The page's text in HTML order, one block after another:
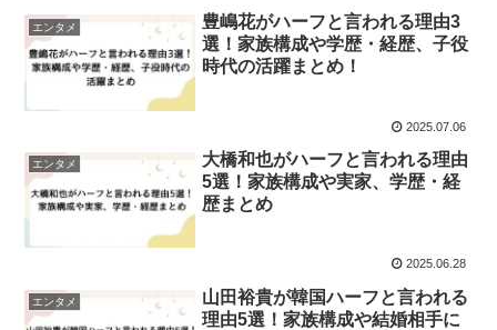
エンタメ
豊嶋花がハーフと言われる理由3
選！家族構成や学歴・経歴、子役
時代の活躍まとめ！
2025.07.06
エンタメ
大橋和也がハーフと言われる理由
5選！家族構成や実家、学歴・経
歴まとめ
2025.06.28
エンタメ
山田裕貴が韓国ハーフと言われる
理由5選！家族構成や結婚相手に